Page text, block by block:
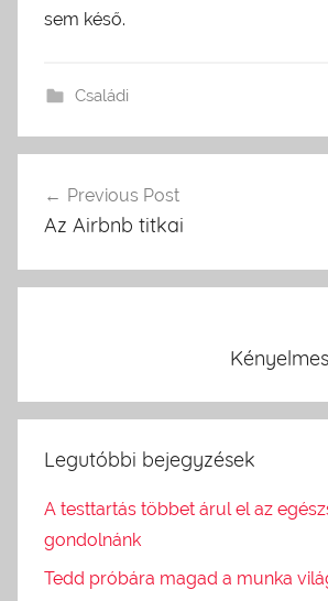
sem késő.
Családi
Bejegyzés
navigáció
Previous Post
Az Airbnb titkai
Legutóbbi bejegyzések
A testtartás többet árul el az
gondolnánk
Tedd próbára magad a munka